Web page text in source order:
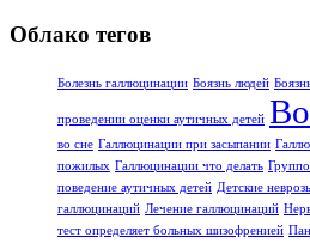
Облако тегов
Болезнь галлюцинации Боязнь людей
проведении оценки аутичных детей
во сне Галлюцинации при засыпании
пожилых Галлюцинации что делать
поведение аутичных детей Детские
галлюцинаций Лечение галлюцинаций
тест определяет больных шизофренией